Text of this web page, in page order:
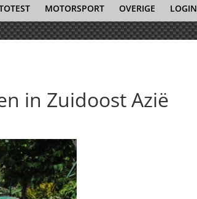
MOTORSPORT OVERIGE LOGIN
in Zuidoost Azië